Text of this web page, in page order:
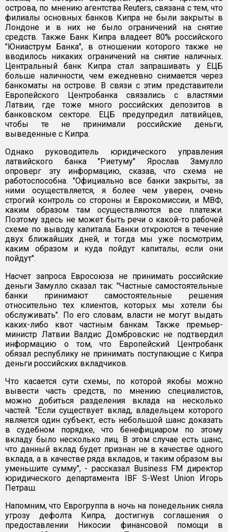
острова, по мнению агентства Reuters, связана с тем, что
филиалы основных банков Кипра не были закрыты в
Лондоне и в них не было ограничений на снятие
средств. Также Банк Кипра владеет 80% российского
"Юниаструм Банка", в отношении которого также не
вводилось никаких ограничений на снятие наличных.
Центральный банк Кипра стал запрашивать у ЕЦБ
больше наличности, чем ежедневно снимается через
банкоматы на острове. В связи с этим представители
Европейского Центробанка связались с властями
Латвии, где тоже много российских депозитов в
банковском секторе. ЕЦБ предупредил латвийцев,
чтобы те не принимали российские деньги,
выведенные с Кипра.
Однако руководитель юридического управления
латвийского банка "Риетуму" Ярослав Замулло
опроверг эту информацию, сказав, что схема не
работоспособна. "Официально все банки закрыты, за
ними осуществляется, я более чем уверен, очень
строгий контроль со стороны и Еврокомиссии, и МВФ,
каким образом там осуществляются все платежи.
Поэтому здесь не может быть речи о какой-то рабочей
схеме по выводу капитала. Банки откроются в течение
двух ближайших дней, и тогда мы уже посмотрим,
каким образом и куда пойдут капиталы, если они
пойдут".
Насчет запроса Евросоюза не принимать российские
деньги Замулло сказал так: "Частные самостоятельные
банки принимают самостоятельные решения
относительно тех клиентов, которых мы хотели бы
обслуживать". По его словам, власти не могут выдать
каких-либо квот частным банкам. Также премьер-
министр Латвии Валдис Домбровскис не подтвердил
информацию о том, что Европейский Центробанк
обязал республику не принимать поступающие с Кипра
деньги российских вкладчиков.
Что касается сути схемы, по которой якобы можно
вывести часть средств, по мнению специалистов,
можно добиться разделения вклада на несколько
частей. "Если существует вклад, владельцем которого
является один субъект, есть небольшой шанс доказать
в судебном порядке, что бенефициаром по этому
вкладу было несколько лиц. В этом случае есть шанс,
что данный вклад будет признан не в качестве одного
вклада, а в качестве ряда вкладов, и таким образом вы
уменьшите сумму", - рассказал Business FM директор
юридического департамента IBF S-West Union Игорь
Петраш.
Напомним, что Еврогруппа в ночь на понедельник сняла
угрозу дефолта Кипра, достигнув соглашения о
предоставлении Никосии финансовой помощи в